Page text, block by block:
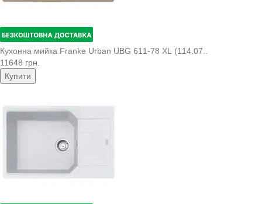
Кухонна мийка Franke Urban UBG 611-78 XL (114.07..
11648 грн.
Купити